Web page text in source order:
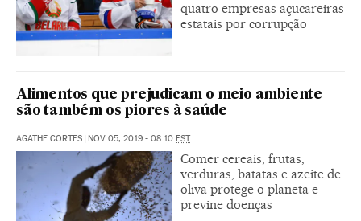
quatro empresas açucareiras
estatais por corrupção
Alimentos que prejudicam o meio ambiente
são também os piores à saúde
AGATHE CORTES | NOV 05, 2019 - 08:10 EST
Comer cereais, frutas,
verduras, batatas e azeite de
oliva protege o planeta e
previne doenças